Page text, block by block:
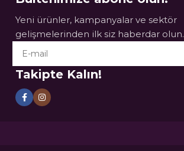
Yeni ürünler, kampanyalar ve sektör
gelişmelerinden ilk siz haberdar olun.
Takipte Kalın!